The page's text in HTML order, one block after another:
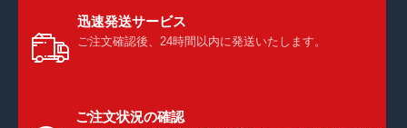
迅速発送サービス
ご注文確認後、24時間以内に発送いたします。
ご注文状況の確認